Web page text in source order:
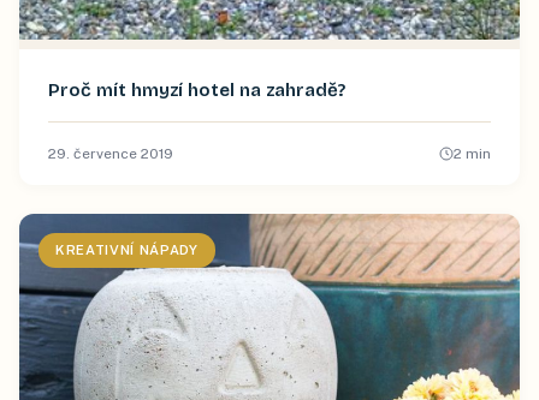
Proč mít hmyzí hotel na zahradě?
29. července 2019 2 min
KREATIVNÍ NÁPADY